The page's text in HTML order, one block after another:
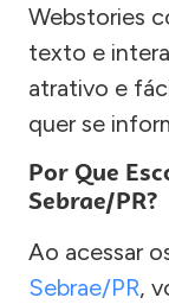
Webstories
texto e
atrativo e
quer se
Por Que
Sebrae/PR?
Ao acessar
Sebrae/PR,